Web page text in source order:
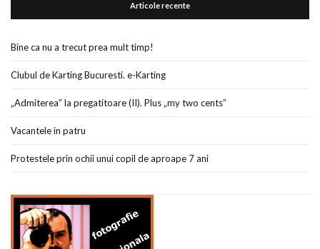
Articole recente
Bine ca nu a trecut prea mult timp!
Clubul de Karting Bucuresti. e-Karting
„Admiterea” la pregatitoare (II). Plus „my two cents”
Vacantele in patru
Protestele prin ochii unui copil de aproape 7 ani